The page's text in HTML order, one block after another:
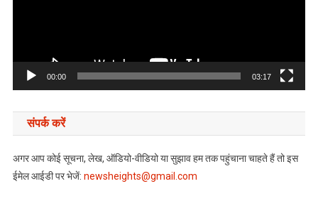
00:00 03:17
संपर्क करें
अगर आप कोई सूचना, लेख, ऑडियो-वीडियो या सुझाव हम तक पहुंचाना चाहते हैं तो इस
ईमेल आईडी पर भेजें: newsheights@gmail.com